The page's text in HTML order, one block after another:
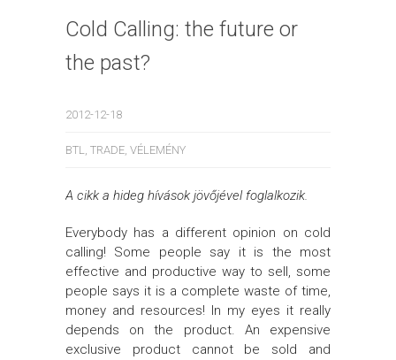
Cold Calling: the future or
the past?
2012-12-18
BTL, TRADE, VÉLEMÉNY
A cikk a hideg hívások jövőjével foglalkozik.
Everybody has a different opinion on cold
calling! Some people say it is the most
effective and productive way to sell, some
people says it is a complete waste of time,
money and resources! In my eyes it really
depends on the product. An expensive
exclusive product cannot be sold and